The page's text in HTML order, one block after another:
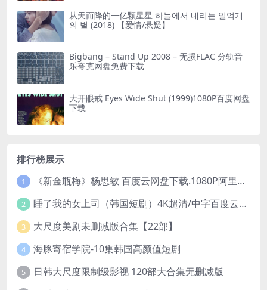
从天而降的一亿颗星星 하늘에서 내리는 일억개
의 별 (2018) 【爱情/悬疑】
Bigbang – Stand Up 2008 – 无损FLAC 分轨音
乐夸克网盘免费下载
大开眼戒 Eyes Wide Shut (1999)1080P百度网盘
下载
排行榜展示
1 《新金瓶梅》杨思敏 百度云网盘下载.1080P阿里下载.国语中字.(1996)
2 睡了我的女上司（韩国短剧）4K超清/中字百度云网盘下载
3 大尺度美剧未删减版合集【22部】
4 海豚寄宿学院-10集韩国高颜值短剧
5 日韩大尺度限制级影视 120部大合集无删减版